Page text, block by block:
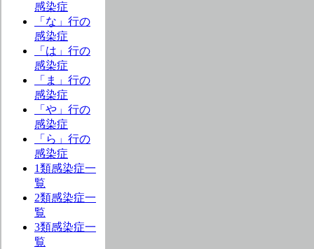
感染症
「な」行の
感染症
「は」行の
感染症
「ま」行の
感染症
「や」行の
感染症
「ら」行の
感染症
1類感染症一
覧
2類感染症一
覧
3類感染症一
覧